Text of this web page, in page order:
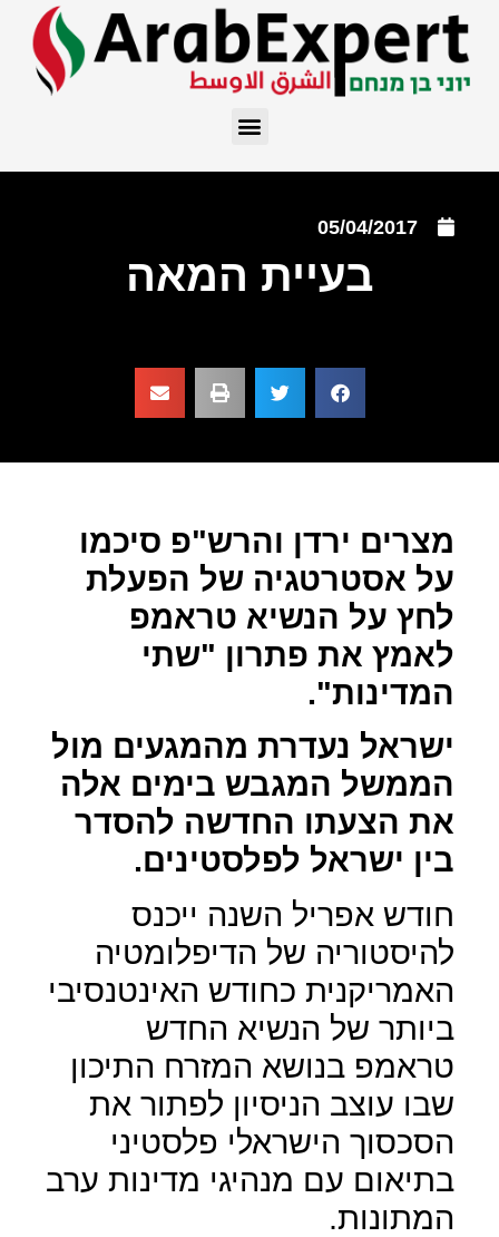
05/04/2017
בעיית המאה
מצרים ירדן והרש"פ סיכמו
על אסטרטגיה של הפעלת
לחץ על הנשיא טראמפ
לאמץ את פתרון "שתי
המדינות".
ישראל נעדרת מהמגעים מול
הממשל המגבש בימים אלה
את הצעתו החדשה להסדר
בין ישראל לפלסטינים.
חודש אפריל השנה ייכנס
להיסטוריה של הדיפלומטיה
האמריקנית כחודש האינטנסיבי
ביותר של הנשיא החדש
טראמפ בנושא המזרח התיכון
שבו עוצב הניסיון לפתור את
הסכסוך הישראלי פלסטיני
בתיאום עם מנהיגי מדינות ערב
המתונות.